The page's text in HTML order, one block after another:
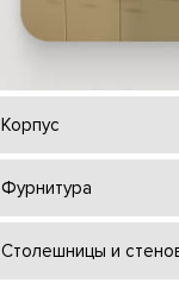
Корпус
Фурнитура
Столешницы и